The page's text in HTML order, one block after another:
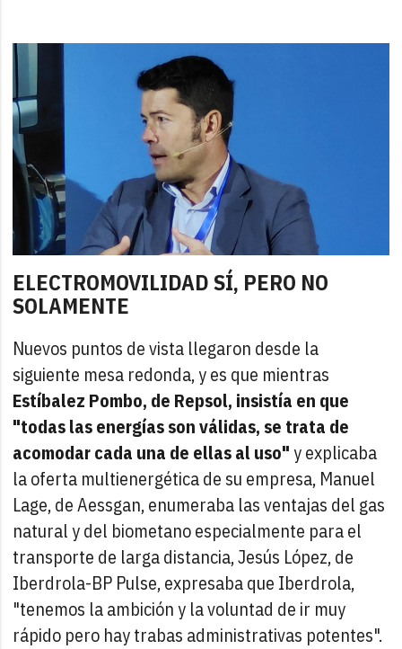
ELECTROMOVILIDAD SÍ, PERO NO
SOLAMENTE
Nuevos puntos de vista llegaron desde la
siguiente mesa redonda, y es que mientras
Estíbalez Pombo, de Repsol, insistía en que
"todas las energías son válidas, se trata de
acomodar cada una de ellas al uso"y explicaba
la oferta multienergética de su empresa, Manuel
Lage, de Aessgan, enumeraba las ventajas del gas
natural y del biometano especialmente para el
transporte de larga distancia, Jesús López, de
Iberdrola-BP Pulse, expresaba que Iberdrola,
"tenemos la ambición y la voluntad de ir muy
rápido pero hay trabas administrativas potentes".